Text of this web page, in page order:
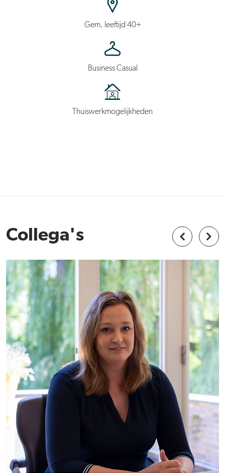
Gem. leeftijd 40+
Business Casual
Thuiswerkmogelijkheden
Collega's